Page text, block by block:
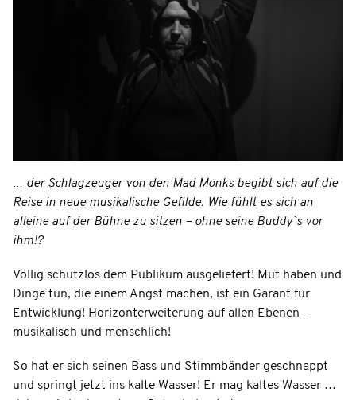
… der Schlagzeuger von den Mad Monks begibt sich auf die
Reise in neue musikalische Gefilde. Wie fühlt es sich an
alleine auf der Bühne zu sitzen – ohne seine Buddy`s vor
ihm!?
Völlig schutzlos dem Publikum ausgeliefert! Mut haben und
Dinge tun, die einem Angst machen, ist ein Garant für
Entwicklung! Horizonterweiterung auf allen Ebenen –
musikalisch und menschlich!
So hat er sich seinen Bass und Stimmbänder geschnappt
und springt jetzt ins kalte Wasser! Er mag kaltes Wasser …